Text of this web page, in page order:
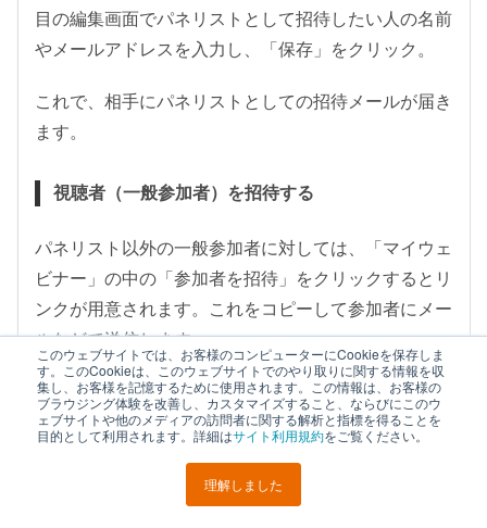
このウェブサイトでは、お客様のコンピューターにCookieを保存しま
す。このCookieは、このウェブサイトでのやり取りに関する情報を収
集し、お客様を記憶するために使用されます。この情報は、お客様の
ブラウジング体験を改善し、カスタマイズすること、ならびにこのウ
ェブサイトや他のメディアの訪問者に関する解析と指標を得ることを
目的として利用されます。詳細はサイト利用規約をご覧ください。
理解しました
シェア
LINEで
送る
目の編集画面でパネリストとして招待したい人の名前
やメールアドレスを入力し、「保存」をクリック。
これで、相手にパネリストとしての招待メールが届き
ます。
視聴者（一般参加者）を招待する
パネリスト以外の一般参加者に対しては、「マイウェ
ビナー」の中の「参加者を招待」をクリックするとリ
ンクが用意されます。これをコピーして参加者にメー
ルなどで送信します。
パスワードを設定する（任意）
Zoomウェビナーには、パスワードを設定することが
できます。これを設定すると、パスワードを知ってい